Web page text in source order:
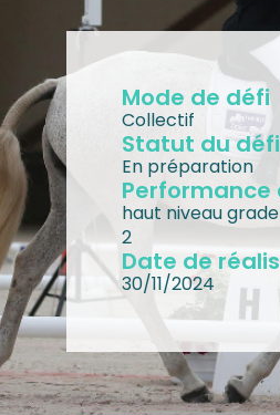
Mode de défi
Collectif
Statut du défi
En préparation
Performance
haut niveau
2
Date de
30/11/2024